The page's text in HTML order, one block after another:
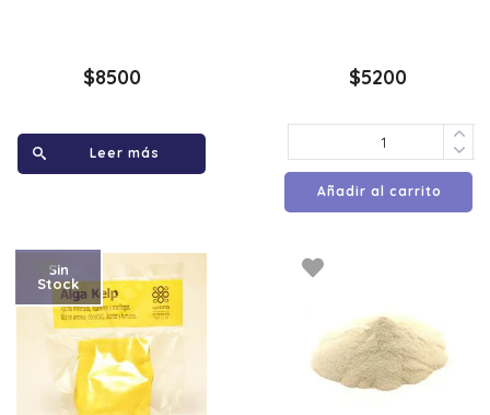
$8500
Leer más
$5200
Añadir al carrito
Sin
Stock